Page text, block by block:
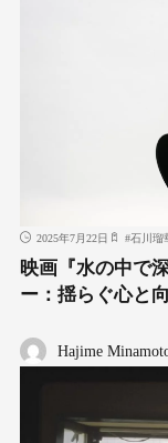
2025年7月22日 #石川瑠
映画『水の中で
ー：揺らぐ心と
Hajime